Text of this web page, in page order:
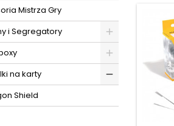
Mistrza Gry
i Segregatory
na karty
Shield